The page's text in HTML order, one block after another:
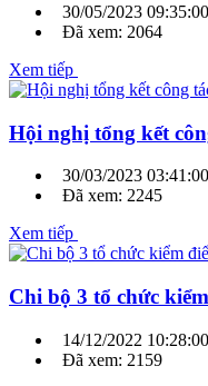
30/05/2023
Đã xem: 2064
Xem tiếp
Hội nghị tổng kết
30/03/2023
Đã xem: 2245
Xem tiếp
Chi bộ 3 tổ chức
14/12/2022
Đã xem: 2159